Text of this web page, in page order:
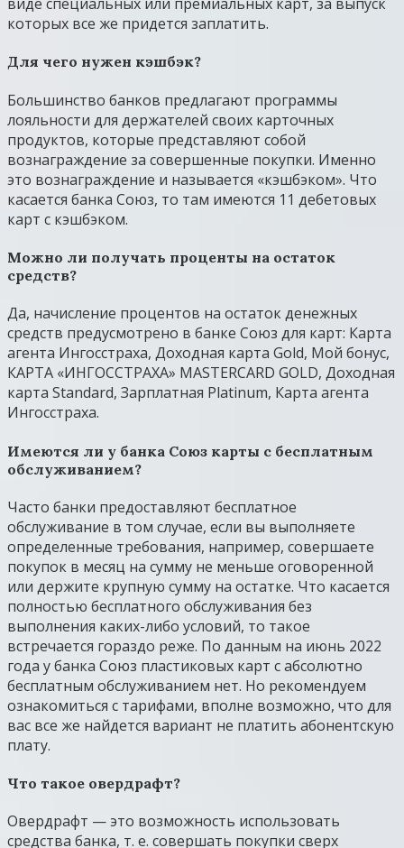
которых все же придется заплатить.
Для чего нужен кэшбэк?
Большинство банков предлагают программы
лояльности для держателей своих карточных
продуктов, которые представляют собой
вознаграждение за совершенные покупки. Именно
это вознаграждение и называется «кэшбэком». Что
касается банка Союз, то там имеются 11 дебетовых
карт с кэшбэком.
Можно ли получать проценты на остаток
средств?
Да, начисление процентов на остаток денежных
средств предусмотрено в банке Союз для карт: Карта
агента Ингосстраха, Доходная карта Gold, Мой бонус,
КАРТА «ИНГОССТРАХА» MASTERCARD GOLD, Доходная
карта Standard, Зарплатная Platinum, Карта агента
Ингосстраха.
Имеются ли у банка Союз карты с бесплатным
обслуживанием?
Часто банки предоставляют бесплатное
обслуживание в том случае, если вы выполняете
определенные требования, например, совершаете
покупок в месяц на сумму не меньше оговоренной
или держите крупную сумму на остатке. Что касается
полностью бесплатного обслуживания без
выполнения каких-либо условий, то такое
встречается гораздо реже. По данным на июнь 2022
года у банка Союз пластиковых карт с абсолютно
бесплатным обслуживанием нет. Но рекомендуем
ознакомиться с тарифами, вполне возможно, что для
вас все же найдется вариант не платить абонентскую
плату.
Что такое овердрафт?
Овердрафт — это возможность использовать
средства банка, т. е. совершать покупки сверх